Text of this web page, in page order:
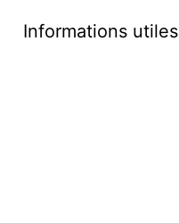
Ouvrir
Informations utiles